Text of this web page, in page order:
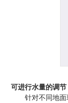
可进行水量的调节
针对不同地